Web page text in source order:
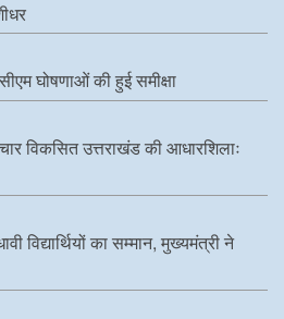
घोषणाओं की हुई समीक्षा
विकसित उत्तराखंड की आधारशिलाः
विद्यार्थियों का सम्मान, मुख्यमंत्री ने